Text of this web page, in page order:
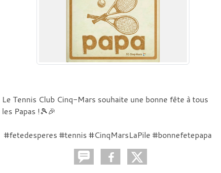
Le Tennis Club Cinq-Mars souhaite une bonne fête à tous
les Papas !🎾🎉
#fetedesperes #tennis #CinqMarsLaPile #bonnefetepapa